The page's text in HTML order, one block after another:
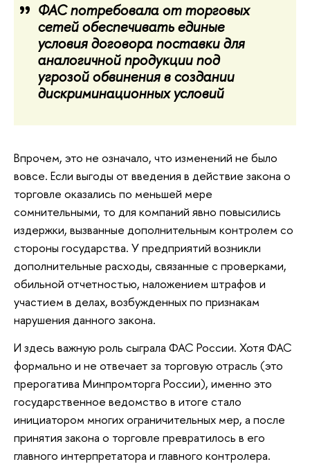
ФАС потребовала от торговых
сетей обеспечивать единые
условия договора поставки для
аналогичной продукции под
угрозой обвинения в создании
дискриминационных условий
Впрочем, это не означало, что изменений не было
вовсе. Если выгоды от введения в действие закона о
торговле оказались по меньшей мере
сомнительными, то для компаний явно повысились
издержки, вызванные дополнительным контролем со
стороны государства. У предприятий возникли
дополнительные расходы, связанные с проверками,
обильной отчетностью, наложением штрафов и
участием в делах, возбужденных по признакам
нарушения данного закона.
И здесь важную роль сыграла ФАС России. Хотя ФАС
формально и не отвечает за торговую отрасль (это
прерогатива Минпромторга России), именно это
государственное ведомство в итоге стало
инициатором многих ограничительных мер, а после
принятия закона о торговле превратилось в его
главного интерпретатора и главного контролера.